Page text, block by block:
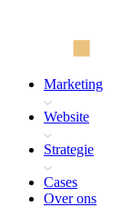
Marketing
Website
Strategie
Cases
Over ons